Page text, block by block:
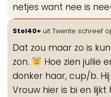
netjes want nee is nee
Stel40+ uit Twente schreef
Dat zou maar zo is
zon.
Hoe zien jullie
donker haar, cup/b.
Vrouw hier is bi en